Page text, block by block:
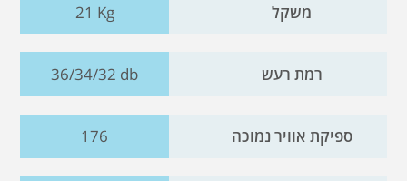
משקל 21 Kg
רמת רעש 36/34/32 db
ספיקת אוויר נמוכה 176